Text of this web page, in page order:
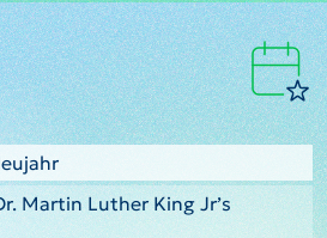
Martin Luther King Jr’s